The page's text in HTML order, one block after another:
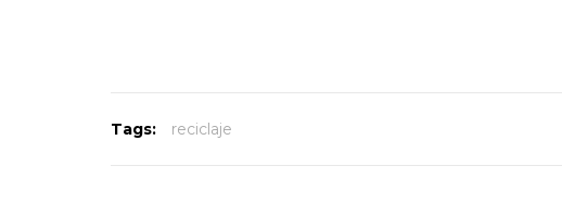
Tags: reciclaje